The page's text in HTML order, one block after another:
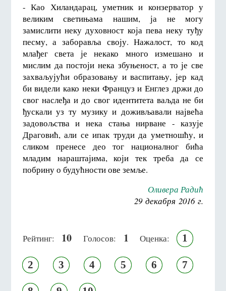
- Као Хиландарац, уметник и конзерватор у
великим светињама нашим, ја не могу
замислити неку духовност која пева неку туђу
песму, а заборавља своју. Нажалост, то код
млађег света је некако много измешано и
мислим да постоји нека збуњеност, а то је све
захваљујући образовању и васпитању, јер кад
би видели како неки Француз и Енглез држи до
свог наслеђа и до свог идентитета ваљда не би
ђускали уз ту музику и доживљавали највећа
задовољства и нека стања нирване - казује
Драговић, али се ипак труди да уметношћу, и
сликом пренесе део тог националног бића
младим нараштајима, који тек треба да се
побрину о будућности ове земље.
Оливера Радић
29 декабря 2016 г.
Рейтинг: 10 Голосов: 1 Оценка: 1
2 3 4 5 6 7